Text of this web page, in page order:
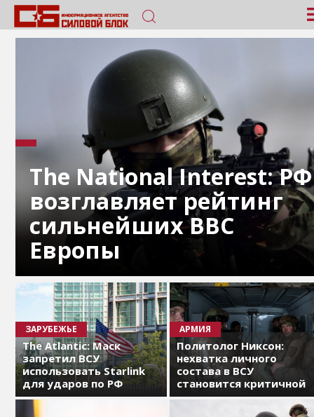
The National Interest: РФ
возглавляет рейтинг
сильнейших ВВС
Европы
ЗАРУБЕЖЬЕ
The Atlantic: Маск
запретил ВСУ
использовать Starlink
для ударов по РФ
АРМИЯ
Политолог Никсон:
нехватка личного
состава в ВСУ
становится критичной